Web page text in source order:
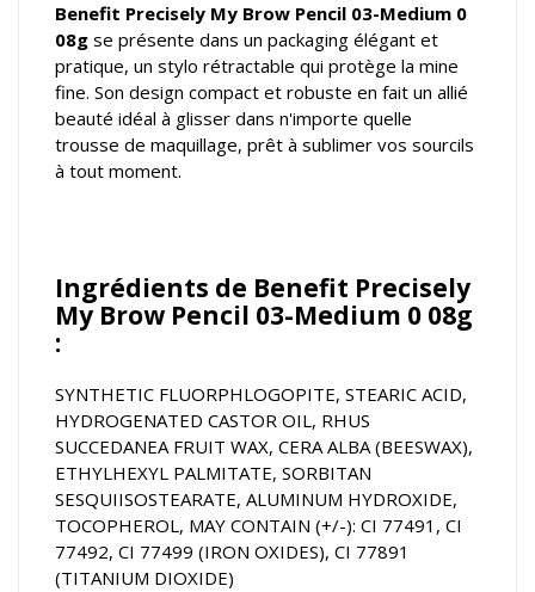
Benefit Precisely My Brow Pencil 03-Medium 0
08g se présente dans un packaging élégant et
pratique, un stylo rétractable qui protège la mine
fine. Son design compact et robuste en fait un allié
beauté idéal à glisser dans n'importe quelle
trousse de maquillage, prêt à sublimer vos sourcils
à tout moment.
Ingrédients de Benefit Precisely
My Brow Pencil 03-Medium 0 08g
:
SYNTHETIC FLUORPHLOGOPITE, STEARIC ACID,
HYDROGENATED CASTOR OIL, RHUS
SUCCEDANEA FRUIT WAX, CERA ALBA (BEESWAX),
ETHYLHEXYL PALMITATE, SORBITAN
SESQUIISOSTEARATE, ALUMINUM HYDROXIDE,
TOCOPHEROL, MAY CONTAIN (+/-): CI 77491, CI
77492, CI 77499 (IRON OXIDES), CI 77891
(TITANIUM DIOXIDE)